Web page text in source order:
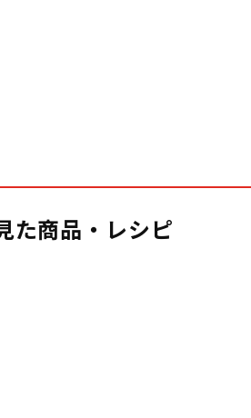
た商品・レシピ